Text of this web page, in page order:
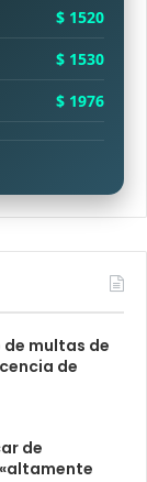
$ 1520
$ 1530
$ 1976
multas de
de
de